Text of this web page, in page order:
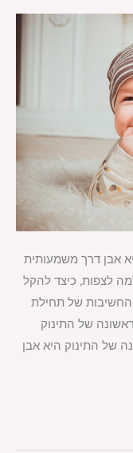
אבן דרך משמעותית
לצפות, כיצד להקל
של תחילת
של התינוק
של התינוק היא אבן